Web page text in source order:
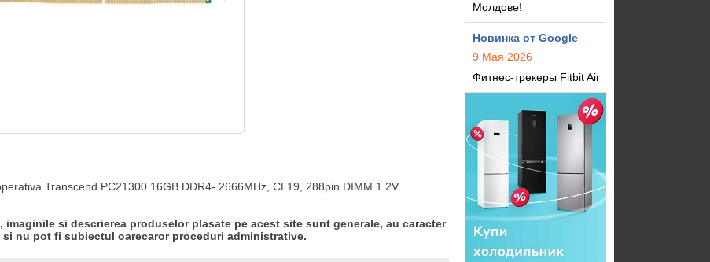
Transcend PC21300 16GB DDR4- 2666MHz, CL19, 288pin DIMM 1.2V
imaginile si descrierea produselor plasate pe acest site sunt generale, au caracter
si nu pot fi subiectul oarecaror proceduri administrative.
Молдове!
Новинка от Google
9 Мая 2026
Фитнес-трекеры Fitbit Air